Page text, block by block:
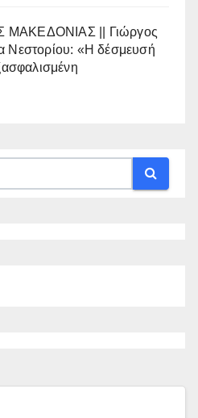
ΜΑΚΕΔΟΝΙΑΣ || Γιώργος
Νεστορίου: «Η δέσμευσή